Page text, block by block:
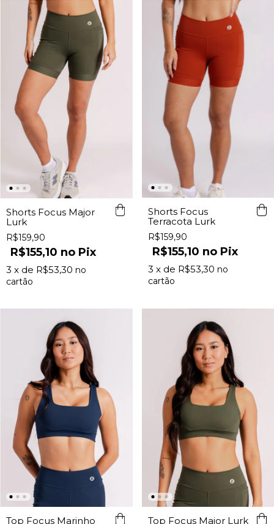
Shorts Focus Major
Lurk
R$159,90
R$155,10 Pix
3 x de R$53,30
Shorts Focus
Terracota Lurk
R$159,90
R$155,10 Pix
3 x de R$53,30
Top Focus Marinho Top Focus Major Lurk